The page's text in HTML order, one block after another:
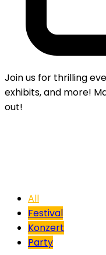
Join us for thrilling
exhibits, and more!
out!
All
Festival
Konzert
Party